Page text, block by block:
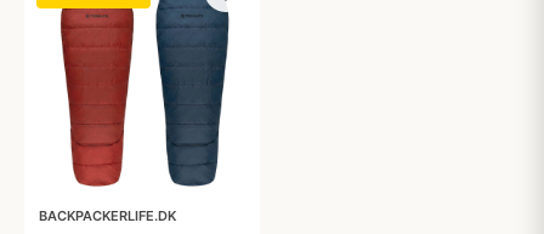
BACKPACKERLIFE.DK